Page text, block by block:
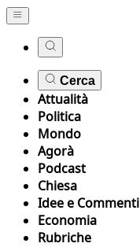
Cerca
Attualità
Politica
Mondo
Agorà
Podcast
Chiesa
Idee e Commenti
Economia
Rubriche